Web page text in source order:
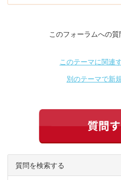
このフォーラムへの
このテーマに関連
別のテーマで新
質問を検索する